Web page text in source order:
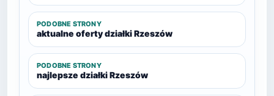
PODOBNE STRONY
aktualne oferty działki Rzeszów
PODOBNE STRONY
najlepsze działki Rzeszów